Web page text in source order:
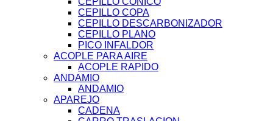
CEPILLO COPA
CEPILLO DESCARBONIZADOR
CEPILLO PLANO
PICO INFALDOR
ACOPLE PARA AIRE
ACOPLE RAPIDO
ANDAMIO
ANDAMIO
APAREJO
CADENA